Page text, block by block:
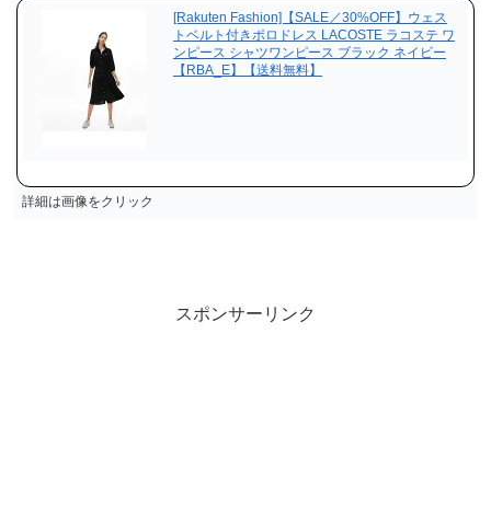
[Rakuten Fashion]【SALE／30%OFF】ウェス
トベルト付きポロドレス LACOSTE ラコステ ワ
ンピース シャツワンピース ブラック ネイビー
【RBA_E】【送料無料】
詳細は画像をクリック
スポンサーリンク